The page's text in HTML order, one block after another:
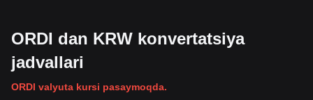
ORDI dan KRW konvertatsiya
jadvallari
ORDI valyuta kursi pasaymoqda.